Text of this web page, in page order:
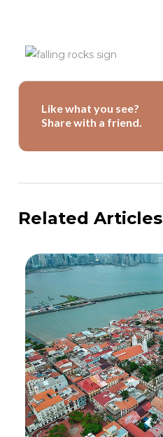
Like what you see?
Share with a friend.
Related Articles